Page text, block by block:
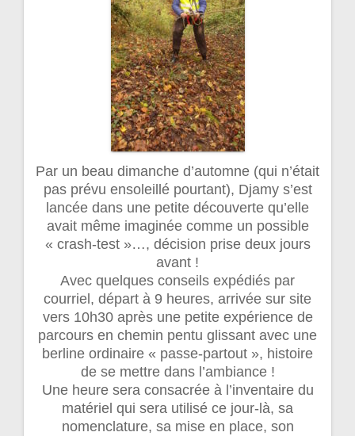
Par un beau dimanche d’automne (qui n’était
pas prévu ensoleillé pourtant), Djamy s’est
lancée dans une petite découverte qu’elle
avait même imaginée comme un possible
« crash-test »…, décision prise deux jours
avant !
Avec quelques conseils expédiés par
courriel, départ à 9 heures, arrivée sur site
vers 10h30 après une petite expérience de
parcours en chemin pentu glissant avec une
berline ordinaire « passe-partout », histoire
de se mettre dans l’ambiance !
Une heure sera consacrée à l’inventaire du
matériel qui sera utilisé ce jour-là, sa
nomenclature, sa mise en place, son